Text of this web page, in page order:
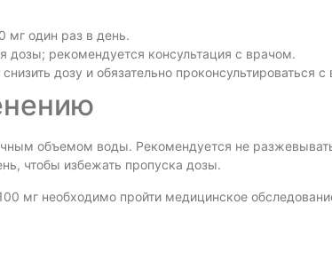
мг один раз в день.
дозы; рекомендуется консультация с врачом.
дозу и обязательно проконсультироваться
объемом воды. Рекомендуется не
чтобы избежать пропуска дозы.
мг необходимо пройти медицинское